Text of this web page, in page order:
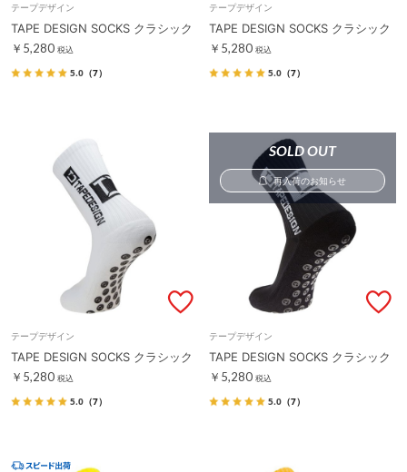
テープデザイン
TAPE DESIGN SOCKS クラシック
￥5,280 税込
5.0 （7）
テープデザイン
TAPE DESIGN SOCKS クラシック
￥5,280 税込
5.0 （7）
テープデザイン
TAPE DESIGN SOCKS クラシック
￥5,280 税込
5.0 （7）
SOLD OUT
再入荷のお知らせ
テープデザイン
TAPE DESIGN SOCKS クラシック
￥5,280 税込
5.0 （7）